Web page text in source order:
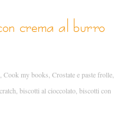
Cook my books Crostate e paste frolle
biscotti al cioccolato biscotti con